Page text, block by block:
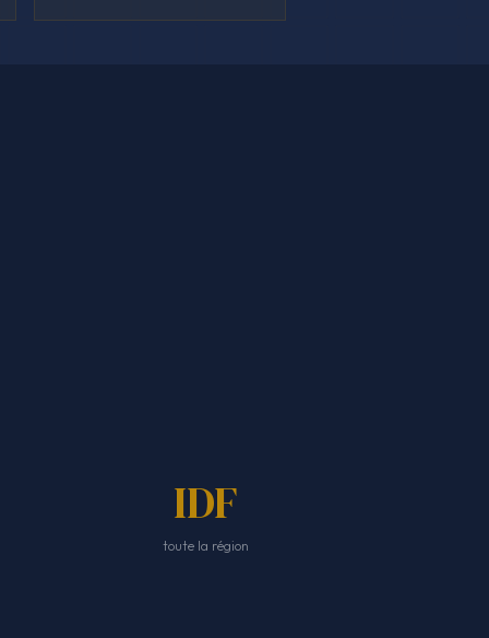
IDF
toute la région